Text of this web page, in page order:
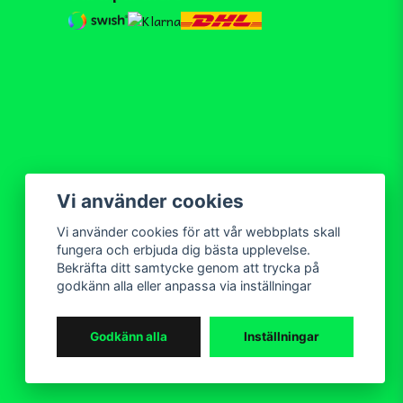
Vi använder cookies
Vi använder cookies för att vår webbplats skall
fungera och erbjuda dig bästa upplevelse.
Bekräfta ditt samtycke genom att trycka på
godkänn alla eller anpassa via inställningar
Godkänn alla Inställningar